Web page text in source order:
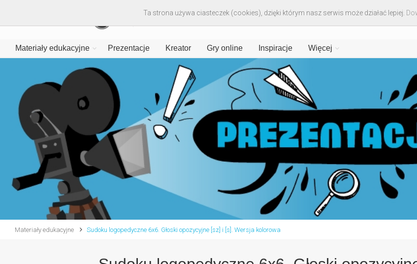
Materiały edukacyjne Prezentacje Kreator Gry online Inspiracje Więcej
Materiały edukacyjne Sudoku logopedyczne 6x6. Głoski opozycyjne [sz] i [s]. Wersja kolorowa
Ta strona używa ciasteczek (cookies), dzięki którym nasz serwis może działać lepiej.